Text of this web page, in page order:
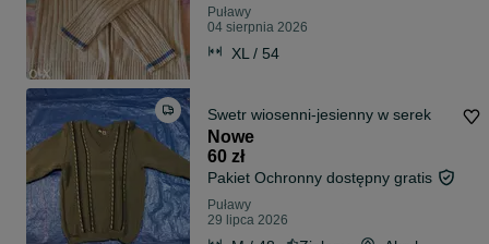
Puławy
04 sierpnia 2026
XL / 54
Swetr wiosenni-jesienny w serek
Nowe
60 zł
Pakiet Ochronny dostępny gratis
Puławy
29 lipca 2026